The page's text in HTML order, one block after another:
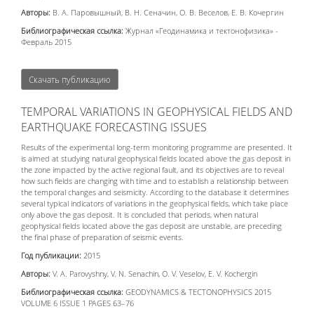
Авторы: В. А. Паровышный, В. Н. Сеначин, О. В. Веселов, Е. В. Кочергин
Библиографическая ссылка: Журнал «Геодинамика и тектонофизика» -
Февраль 2015
Скачать публикацию
TEMPORAL VARIATIONS IN GEOPHYSICAL FIELDS AND
EARTHQUAKE FORECASTING ISSUES
Results of the experimental long-term monitoring programme are presented. It
is aimed at studying natural geophysical fields located above the gas deposit in
the zone impacted by the active regional fault, and its objectives are to reveal
how such fields are changing with time and to establish a relationship between
the temporal changes and seismicity. According to the database it determines
several typical indicators of variations in the geophysical fields, which take place
only above the gas deposit. It is concluded that periods, when natural
geophysical fields located above the gas deposit are unstable, are preceding
the final phase of preparation of seismic events.
Год публикации: 2015
Авторы: V. A. Parovyshny, V. N. Senachin, O. V. Veselov, E. V. Kochergin
Библиографическая ссылка: GEODYNAMICS & TECTONOPHYSICS 2015
VOLUME 6 ISSUE 1 PAGES 63–76